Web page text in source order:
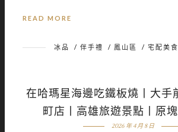
READ MORE
冰品 / 伴手禮 / 鳳山區 / 宅配美食
在哈瑪星海邊吃鐵板燒丨大手
町店丨高雄旅遊景點丨原
2026 年 4 月 8 日